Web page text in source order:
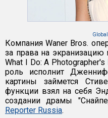
Компания Waner Bros.
за права на
What I Do: A
роль исполнит
картины займется
функции взял на себя
создании драмы
Reporter Russia.